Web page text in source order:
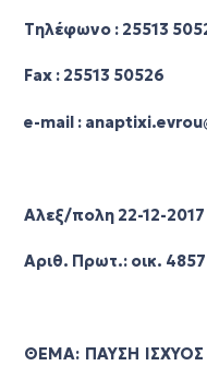
Τηλέφωνο : 25513
Fax : 25513 50526
e-mail :
Αλεξ/πολη 22-12-2017
Αριθ. Πρωτ.: οικ. 4857
ΘΕΜΑ: ΠΑΥΣΗ